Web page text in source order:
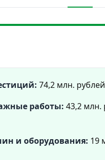
74,2 млн.
работы: 43,2 млн.
и оборудования: 19